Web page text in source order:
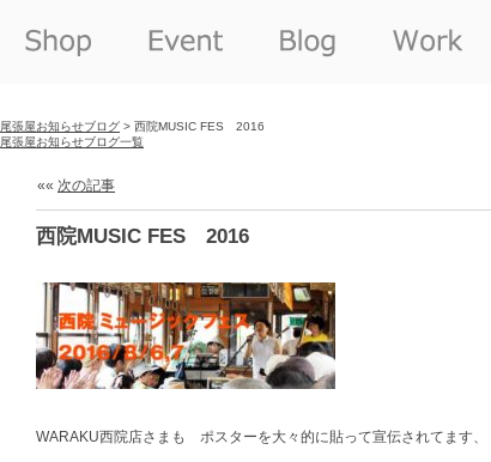
尾張屋お知らせブログ > 西院MUSIC FES 2016
尾張屋お知らせブログ一覧
«« 次の記事
西院MUSIC FES 2016
WARAKU西院店さまも ポスターを大々的に貼って宣伝されてます